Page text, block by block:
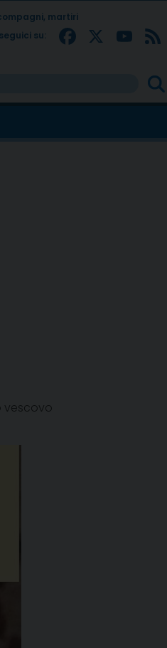
martiri
seguici su:
X
per:
vescovo